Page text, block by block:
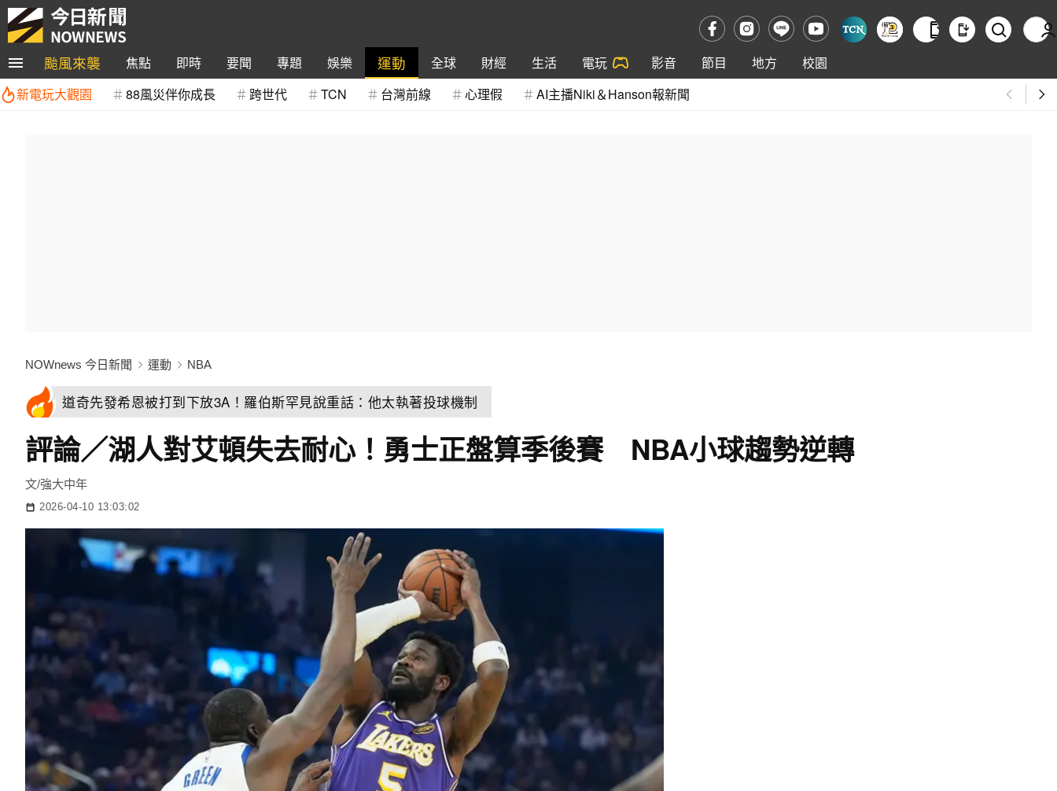
颱風來襲 焦點 即時 要聞 專題 娛樂 運動 全球 財經 生活 電玩 影音 節目 地方
校園
新電玩大觀園
88風災伴你成長 跨世代 TCN 台灣前線 心理假 AI主播Niki＆Hanson報新聞
NOWnews 今日新聞 運動 NBA
道奇先發希恩被打到下放3A！羅伯斯罕見說重話：他太執著投球機制
評論／湖人對艾頓失去耐心！勇士正盤算季後賽 NBA小球趨勢逆轉
文/強大中年
2026-04-10 13:03:02